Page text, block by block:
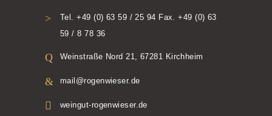
Tel. +49 (0) 63 59 / 25 94 Fax. +49 (0) 63
59 / 8 78 36
Weinstraße Nord 21, 67281 Kirchheim
mail@rogenwieser.de
weingut-rogenwieser.de